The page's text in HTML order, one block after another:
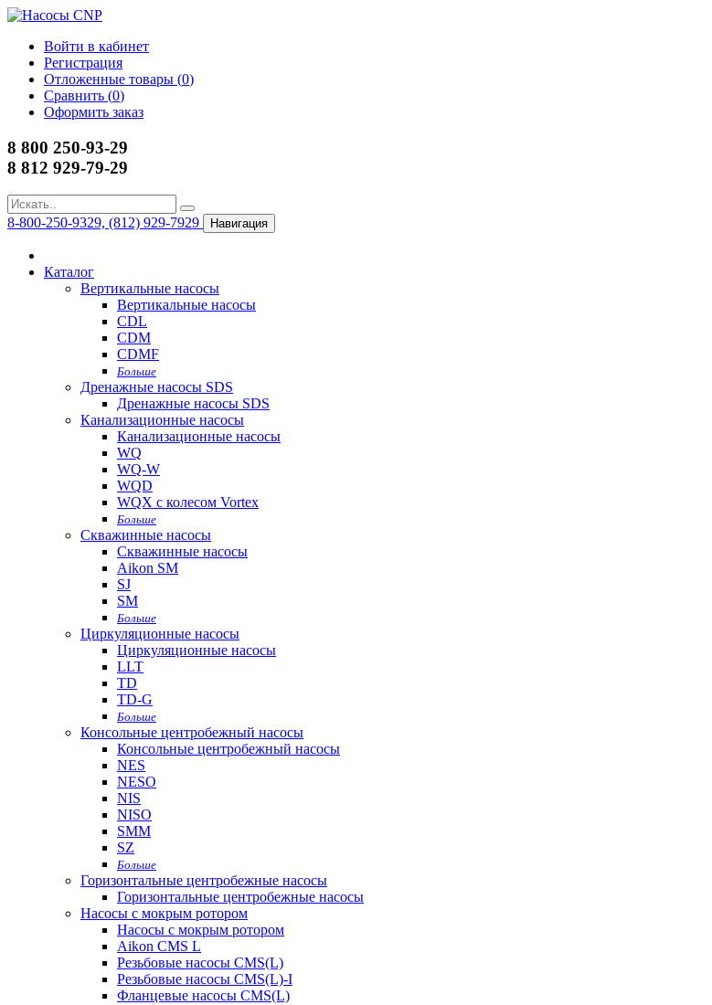
Войти в кабинет
Регистрация
Отложенные товары (0)
Сравнить (0)
Оформить заказ
8 800 250-93-29
8 812 929-79-29
8-800-250-9329, (812) 929-7929 Навигация
Каталог
Вертикальные насосы
Вертикальные насосы
CDL
CDM
CDMF
Больше
Дренажные насосы SDS
Дренажные насосы SDS
Канализационные насосы
Канализационные насосы
WQ
WQ-W
WQD
WQX с колесом Vortex
Больше
Скважинные насосы
Скважинные насосы
Aikon SM
SJ
SM
Больше
Циркуляционные насосы
Циркуляционные насосы
LLT
TD
TD-G
Больше
Консольные центробежный насосы
Консольные центробежный насосы
NES
NESO
NIS
NISO
SMM
SZ
Больше
Горизонтальные центробежные насосы
Горизонтальные центробежные насосы
Насосы с мокрым ротором
Насосы с мокрым ротором
Aikon CMS L
Резьбовые насосы CMS(L)
Резьбовые насосы CMS(L)-I
Фланцевые насосы CMS(L)